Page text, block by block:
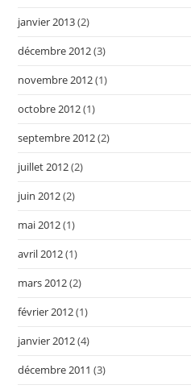
janvier 2013(2)
décembre 2012(3)
novembre 2012(1)
octobre 2012(1)
septembre 2012(2)
juillet 2012(2)
juin 2012(2)
mai 2012(1)
avril 2012(1)
mars 2012(2)
février 2012(1)
janvier 2012(4)
décembre 2011 (3)